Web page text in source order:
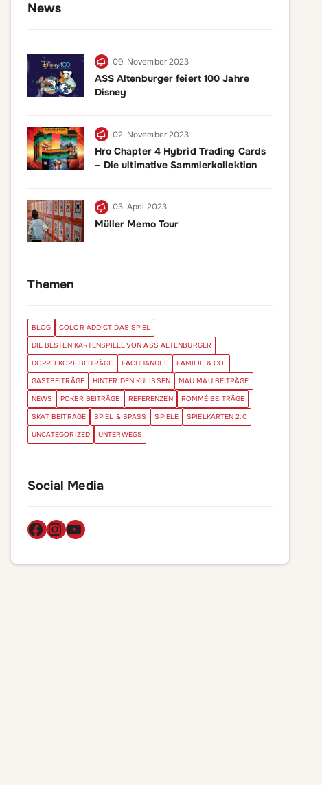
News
09. November 2023
ASS Altenburger feiert 100 Jahre
Disney
02. November 2023
Hro Chapter 4 Hybrid Trading Cards
– Die ultimative Sammlerkollektion
03. April 2023
Müller Memo Tour
Themen
BLOG
COLOR ADDICT DAS SPIEL
DIE BESTEN KARTENSPIELE VON ASS ALTENBURGER
DOPPELKOPF BEITRÄGE
FACHHANDEL
FAMILIE & CO.
GASTBEITRÄGE
HINTER DEN KULISSEN
MAU MAU BEITRÄGE
NEWS
POKER BEITRÄGE REFERENZEN
ROMMÉ BEITRÄGE
SKAT BEITRÄGE
SPIEL & SPASS SPIELE
SPIELKARTEN 2.0
UNCATEGORIZED
UNTERWEGS
Social Media
Facebook
Instagram
YouTube